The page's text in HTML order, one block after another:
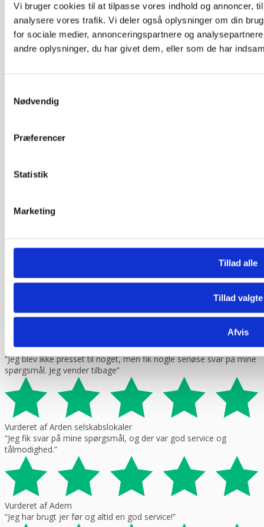
Vi bruger cookies til at tilpasse vores indhold og annoncer,
analysere vores trafik. Vi deler også oplysninger om din
for sociale medier, annonceringspartnere og
andre oplysninger, du har givet dem, eller som de har
Nødvendig
Præferencer
Statistik
Marketing
Tillad alle
Tillad valgte
Afvis
“Hjemmeside nem og hurtig at overskue samt hurtig betjening”
Vurderet af Helle
“Hurtig og god service”
“Hvis I giver mig links til alle steder, hvor jeg kan rose jer til
Vurderet af Karl
“Jeg blev ikke presset til noget, men fik nogle seriøse svar på mine
spørgsmål. Jeg vender tilbage”
Vurderet af Arden selskabslokaler
“Jeg fik svar på mine spørgsmål, og der var god service og
tålmodighed.”
Vurderet af Adem
“Jeg har brugt jer før og altid en god service!”